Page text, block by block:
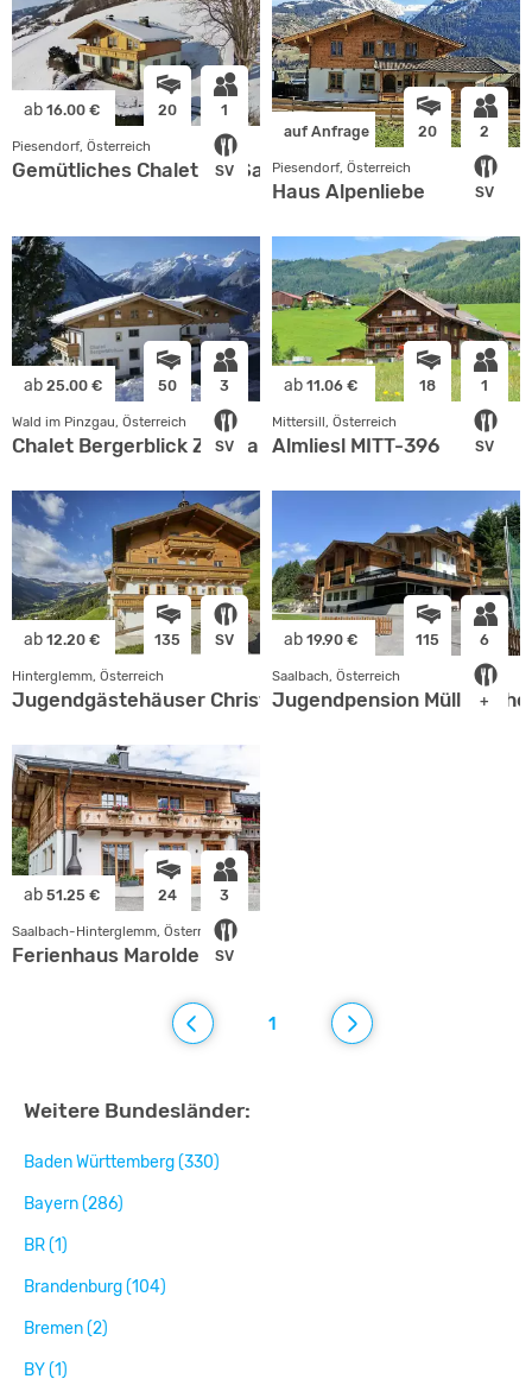
ab 16.00 € 20 1
SV
Piesendorf, Österreich
Gemütliches Chalet mit Sauna und viel Platz
auf Anfrage 20 2
SV
Piesendorf, Österreich
Haus Alpenliebe
ab 25.00 € 50 3
SV
Wald im Pinzgau, Österreich
Chalet Bergerblick Zillertal Arena
ab 11.06 € 18 1
SV
Mittersill, Österreich
Almliesl MITT-396
ab 12.20 € 135 SV
Hinterglemm, Österreich
Jugendgästehäuser Christianhof und Wallegghof
ab 19.90 € 115 6
+
Saalbach, Österreich
Jugendpension
ab 51.25 € 24 3
SV
Saalbach-Hinterglemm, Österreich
Ferienhaus Maroldenhof
1
Weitere Bundesländer:
Baden Württemberg (330)
Bayern (286)
BR (1)
Brandenburg (104)
Bremen (2)
BY (1)